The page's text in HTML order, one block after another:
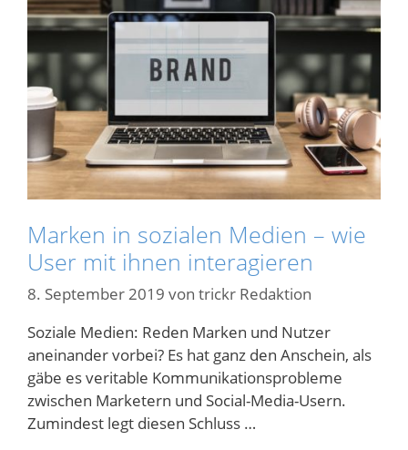
Marken in sozialen Medien – wie
User mit ihnen interagieren
8. September 2019 von trickr Redaktion
Soziale Medien: Reden Marken und Nutzer
aneinander vorbei? Es hat ganz den Anschein, als
gäbe es veritable Kommunikationsprobleme
zwischen Marketern und Social-Media-Usern.
Zumindest legt diesen Schluss …